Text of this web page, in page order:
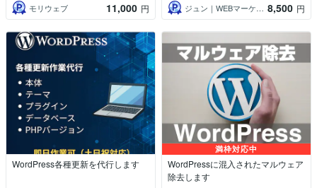
モリウェブ 11,000 円 ジュン｜WEBマーケッター 8,500 円
WordPress各種更新を代行します
満枠対応中
WordPressに混入されたマルウェア
除去します